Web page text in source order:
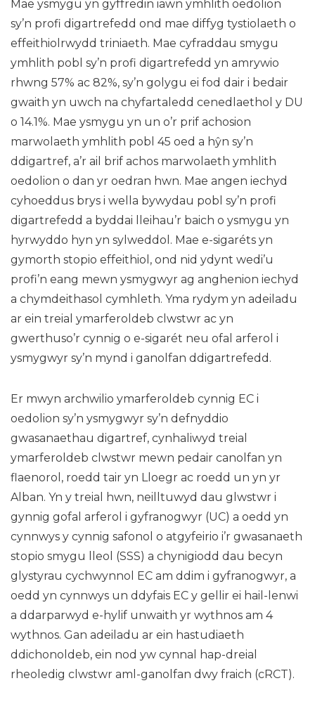
Mae ysmygu yn gyffredin iawn ymhlith oedolion
sy’n profi digartrefedd ond mae diffyg tystiolaeth o
effeithiolrwydd triniaeth. Mae cyfraddau smygu
ymhlith pobl sy’n profi digartrefedd yn amrywio
rhwng 57% ac 82%, sy’n golygu ei fod dair i bedair
gwaith yn uwch na chyfartaledd cenedlaethol y DU
o 14.1%. Mae ysmygu yn un o’r prif achosion
marwolaeth ymhlith pobl 45 oed a hŷn sy’n
ddigartref, a’r ail brif achos marwolaeth ymhlith
oedolion o dan yr oedran hwn. Mae angen iechyd
cyhoeddus brys i wella bywydau pobl sy’n profi
digartrefedd a byddai lleihau’r baich o ysmygu yn
hyrwyddo hyn yn sylweddol. Mae e-sigaréts yn
gymorth stopio effeithiol, ond nid ydynt wedi’u
profi’n eang mewn ysmygwyr ag anghenion iechyd
a chymdeithasol cymhleth. Yma rydym yn adeiladu
ar ein treial ymarferoldeb clwstwr ac yn
gwerthuso’r cynnig o e-sigarét neu ofal arferol i
ysmygwyr sy’n mynd i ganolfan ddigartrefedd.
Er mwyn archwilio ymarferoldeb cynnig EC i
oedolion sy’n ysmygwyr sy’n defnyddio
gwasanaethau digartref, cynhaliwyd treial
ymarferoldeb clwstwr mewn pedair canolfan yn
flaenorol, roedd tair yn Lloegr ac roedd un yn yr
Alban. Yn y treial hwn, neilltuwyd dau glwstwr i
gynnig gofal arferol i gyfranogwyr (UC) a oedd yn
cynnwys y cynnig safonol o atgyfeirio i’r gwasanaeth
stopio smygu lleol (SSS) a chynigiodd dau becyn
glystyrau cychwynnol EC am ddim i gyfranogwyr, a
oedd yn cynnwys un ddyfais EC y gellir ei hail-lenwi
a ddarparwyd e-hylif unwaith yr wythnos am 4
wythnos. Gan adeiladu ar ein hastudiaeth
ddichonoldeb, ein nod yw cynnal hap-dreial
rheoledig clwstwr aml-ganolfan dwy fraich (cRCT).